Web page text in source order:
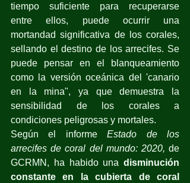
tiempo suficiente para recuperarse
entre ellos, puede ocurrir una
mortandad significativa de los corales,
sellando el destino de los arrecifes. Se
puede pensar en el blanqueamiento
como la versión oceánica del 'canario
en la mina", ya que demuestra la
sensibilidad de los corales a
condiciones peligrosas y mortales.
Según el informe Estado de los
arrecifes de coral del mundo: 2020, de
GCRMN, ha habido una disminución
constante en la cubierta de coral